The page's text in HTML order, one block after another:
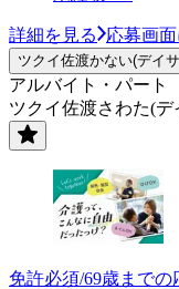
詳細を見る 応募画
ツクイ佐渡かない(デイ
アルバイト・パート
ツクイ佐渡さわた(デ
免許必須/69歳まで